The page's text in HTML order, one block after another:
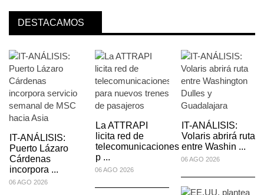
DESTACAMOS
IT-ANÁLISIS:
Puerto Lázaro
Cárdenas
incorpora ...
06 AGO 2026
La ATTRAPI
licita red de
telecomunicaciones
p ...
06 AGO 2026
IT-ANÁLISIS:
Volaris abrirá ruta
entre Washin ...
06 AGO 2026